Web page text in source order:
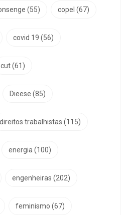
(55) copel (67)
covid 19 (56)
cut(61)
Dieese (85)
direitos trabalhistas (115)
energia(100)
engenheiras (202)
feminismo (67)